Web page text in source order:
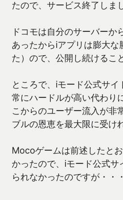
たので、サービス終了しま
ドコモは自分のサーバーか
あったからiアプリは膨大な
た）ので、公開し続けるこ
ところで、iモード公式サ
常にハードルが高い代わり
こからのユーザー流入が非
ブルの恩恵を最大限に受け
Mocoゲームは前述したと
かったので、iモード公式サ
られなかったのですが・・・